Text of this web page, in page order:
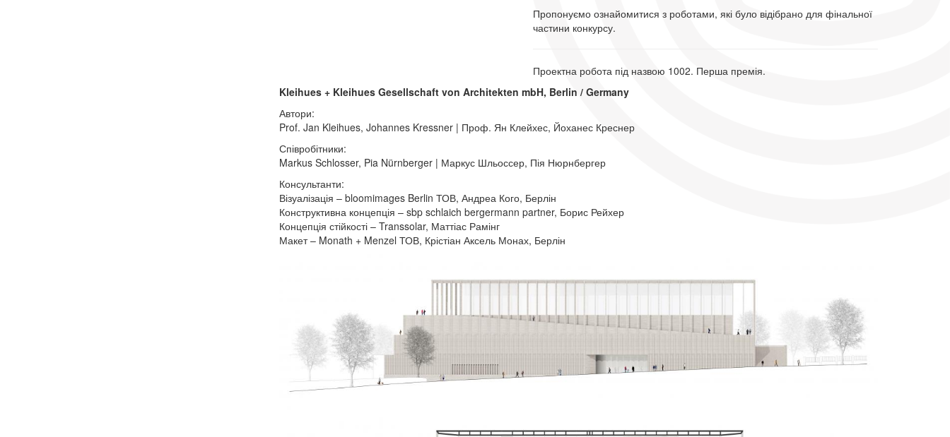
Пропонуємо ознайомитися з роботами, які було відібрано для фінальної
частини конкурсу.
Проектна робота під назвою 1002. Перша премія.
Kleihues + Kleihues Gesellschaft von Architekten mbH, Berlin / Germany
Автори:
Prof. Jan Kleihues, Johannes Kressner | Проф. Ян Клейхес, Йоханес Креснер
Співробітники:
Markus Schlosser, Pia Nürnberger | Маркус Шльоссер, Пія Нюрнбергер
Консультанти:
Візуалізація – bloomimages Berlin ТОВ, Андреа Кого, Берлін
Конструктивна концепція – sbp schlaich bergermann partner, Борис Рейхер
Концепція стійкості – Transsolar, Маттіас Рамінг
Макет – Monath + Menzel ТОВ, Крістіан Аксель Монах, Берлін